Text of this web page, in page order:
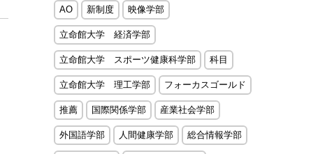
AO 新制度 映像学部
立命館大学 経済学部
立命館大学 スポーツ健康科学部 科目
立命館大学 理工学部 フォーカスゴールド
推薦 国際関係学部 産業社会学部
外国語学部 人間健康学部 総合情報学部